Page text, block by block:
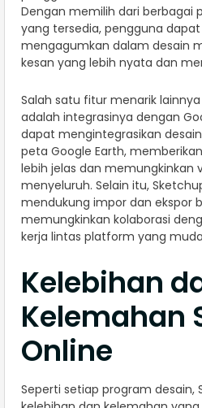
Dengan memilih dari berbagai
yang tersedia, pengguna
mengagumkan dalam desain
kesan yang lebih nyata dan
Salah satu fitur menarik
adalah integrasinya dengan
dapat mengintegrasikan
peta Google Earth,
lebih jelas dan memungkinkan
menyeluruh. Selain itu,
mendukung impor dan ekspor
memungkinkan kolaborasi
kerja lintas platform yang
Kelebihan
Kelemahan
Online
Seperti setiap program desain,